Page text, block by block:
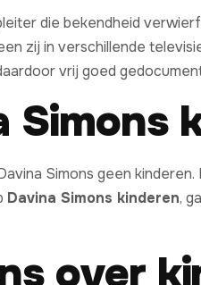
die bekendheid
zij in verschillende
vrij goed
Simons
Simons geen
Davina Simons kinderen,
over